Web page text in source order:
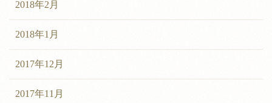
2018年2月
2018年1月
2017年12月
2017年11月